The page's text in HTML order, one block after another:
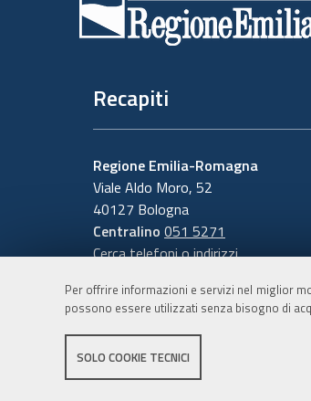
Per offrire informazioni e servizi nel miglior
possono essere utilizzati senza bisogno di
SOLO COOKIE TECNICI
Recapiti
Regione Emilia-Romagna
Viale Aldo Moro, 52
40127 Bologna
Centralino 051 5271
Cerca telefoni o indirizzi